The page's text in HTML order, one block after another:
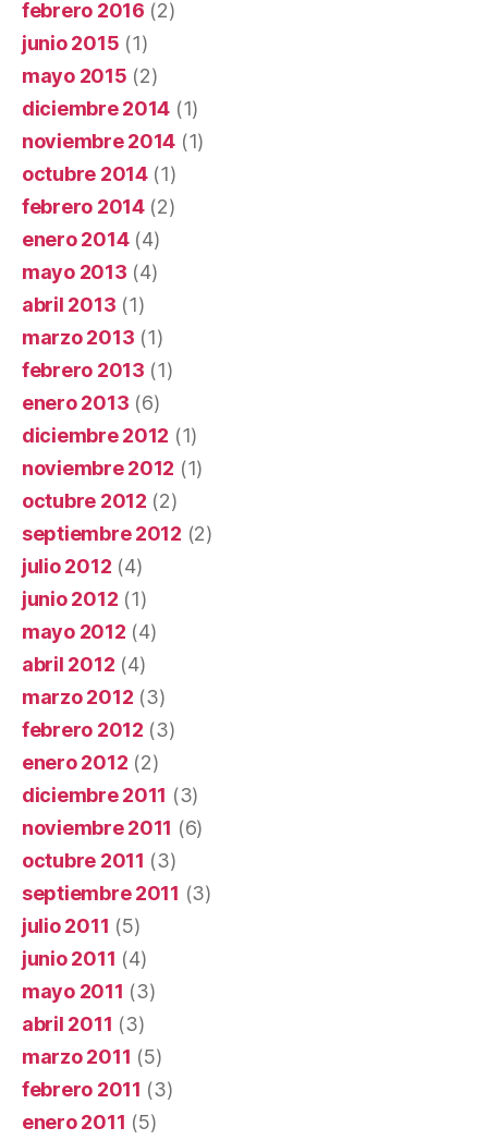
febrero 2016 (2)
junio 2015 (1)
mayo 2015 (2)
diciembre 2014 (1)
noviembre 2014 (1)
octubre 2014(1)
febrero 2014(2)
enero 2014(4)
mayo 2013 (4)
abril 2013 (1)
marzo 2013 (1)
febrero 2013 (1)
enero 2013 (6)
diciembre 2012 (1)
noviembre 2012 (1)
octubre 2012 (2)
septiembre 2012 (2)
julio 2012 (4)
junio 2012 (1)
mayo 2012 (4)
abril 2012 (4)
marzo 2012 (3)
febrero 2012 (3)
enero 2012 (2)
diciembre 2011 (3)
noviembre 2011 (6)
octubre 2011 (3)
septiembre 2011 (3)
julio 2011 (5)
junio 2011 (4)
mayo 2011 (3)
abril 2011 (3)
marzo 2011 (5)
febrero 2011 (3)
enero 2011 (5)